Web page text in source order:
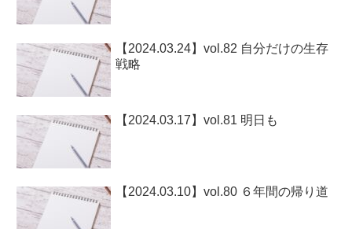
【2024.03.24】vol.82 自分だけの生存
戦略
【2024.03.17】vol.81 明日も
【2024.03.10】vol.80 ６年間の帰り道